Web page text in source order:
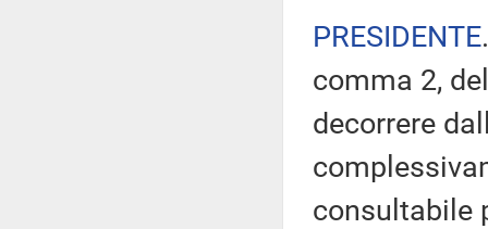
PRESIDENTE
comma 2,
decorrere
consultabile